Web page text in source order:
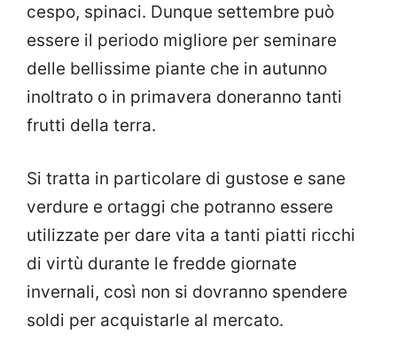
cespo, spinaci. Dunque settembre può
essere il periodo migliore per seminare
delle bellissime piante che in autunno
inoltrato o in primavera doneranno tanti
frutti della terra.
Si tratta in particolare di gustose e sane
verdure e ortaggi che potranno essere
utilizzate per dare vita a tanti piatti ricchi
di virtù durante le fredde giornate
invernali, così non si dovranno spendere
soldi per acquistarle al mercato.